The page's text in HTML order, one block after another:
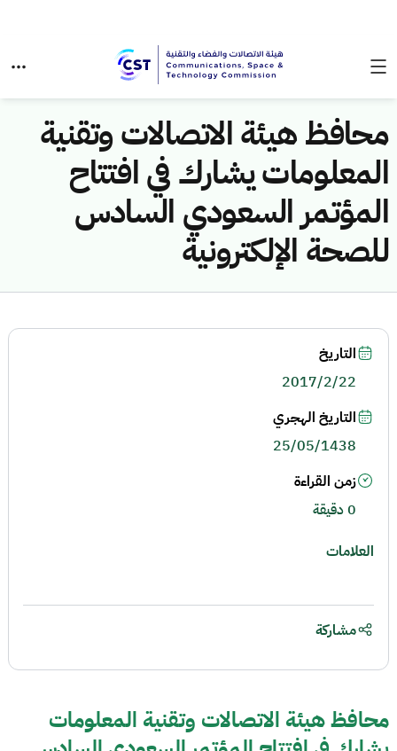
محافظ هيئة الاتصالات وتقنية
المعلومات يشارك في افتتاح
المؤتمر السعودي السادس
للصحة الإلكترونية
محافظ هيئة الاتصالات وتقنية المعلومات
التاريخ
2017/2/22
التاريخ الهجري
25/05/1438
زمن القراءة
0 دقيقة
العلامات
مشاركة